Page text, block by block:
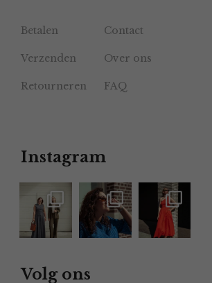
Betalen Contact
Verzenden Over ons
Retourneren FAQ
Instagram
Volg ons